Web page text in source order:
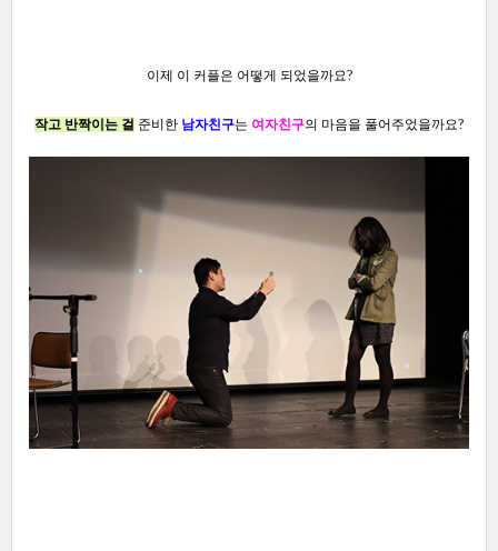
이제 이 커플은 어떻게 되었을까요?
작고 반짝이는 걸 준비한 남자친구는 여자친구의 마음을 풀어주었을까요?